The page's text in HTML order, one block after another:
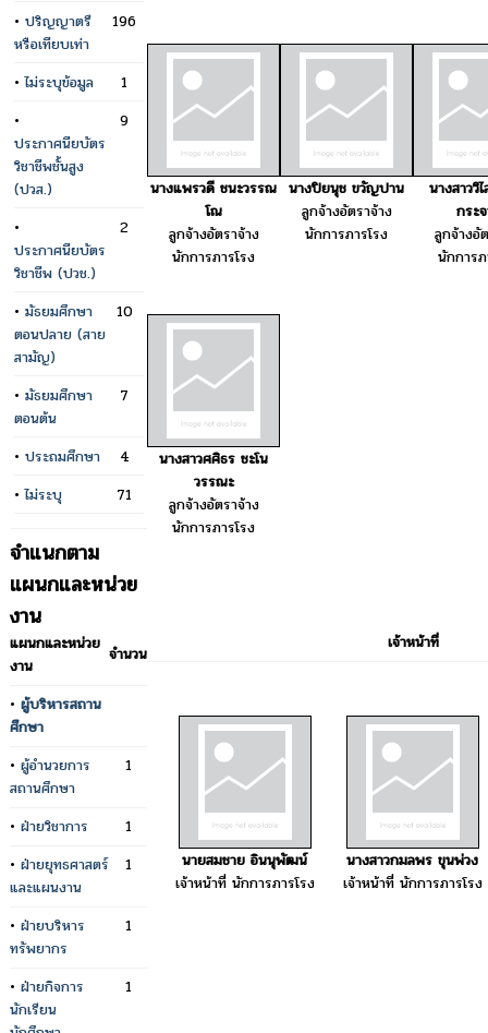
• ปริญญาตรี
หรือเทียบเท่า
196
•ไม่ระบุข้อมูล
1
•
ประกาศนียบัตร
วิชาชีพชั้นสูง
(ปวส.)
9
•
ประกาศนียบัตร
วิชาชีพ (ปวช.)
2
• มัธยมศึกษา
ตอนปลาย (สาย
สามัญ)
10
• มัธยมศึกษา
ตอนต้น
7
• ประถมศึกษา
4
•ไม่ระบุ 71
จำแนกตาม
แผนกและหน่วย
งาน
แผนกและหน่วย
งาน
จำนวน
• ผู้บริหารสถาน
ศึกษา
• ผู้อำนวยการ
สถานศึกษา
1
• ฝ่ายวิชาการ
1
• ฝ่ายยุทธศาสตร์
และแผนงาน
1
• ฝ่ายบริหาร
ทรัพยากร
1
• ฝ่ายกิจการ
นักเรียน
1
นางแพรวดี ชนะวรรณ
โณ
ลูกจ้างอัตราจ้าง
นักการภารโรง
นางปิยนุช ขวัญปาน
ลูกจ้างอัตราจ้าง
นักการภารโรง
นางสาววิ
กระ
ลูกจ้างอั
นักการภ
นางสาวศศิธร ชะโน
วรรณะ
ลูกจ้างอัตราจ้าง
นักการภารโรง
เจ้าหน้าที่
นายสมชาย อินนุพัฒน์
เจ้าหน้าที่ นักการภารโรง
นางสาวกมลพร ขุนพ่วง
เจ้าหน้าที่ นักการภารโรง